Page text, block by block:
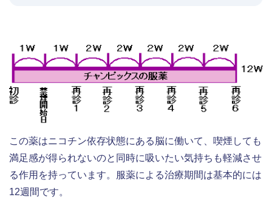
この薬はニコチン依存状態にある脳に働いて、喫煙しても
満足感が得られないのと同時に吸いたい気持ちも軽減させ
る作用を持っています。服薬による治療期間は基本的には
12週間です。